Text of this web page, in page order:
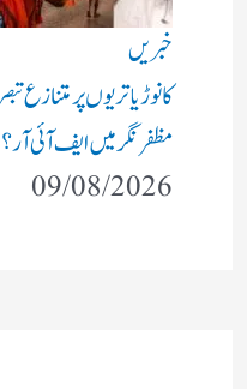
خبریں
کانوڑ یاتریوں پر
مظفرنگر میں ایف آئی آر؟
09/08/2026